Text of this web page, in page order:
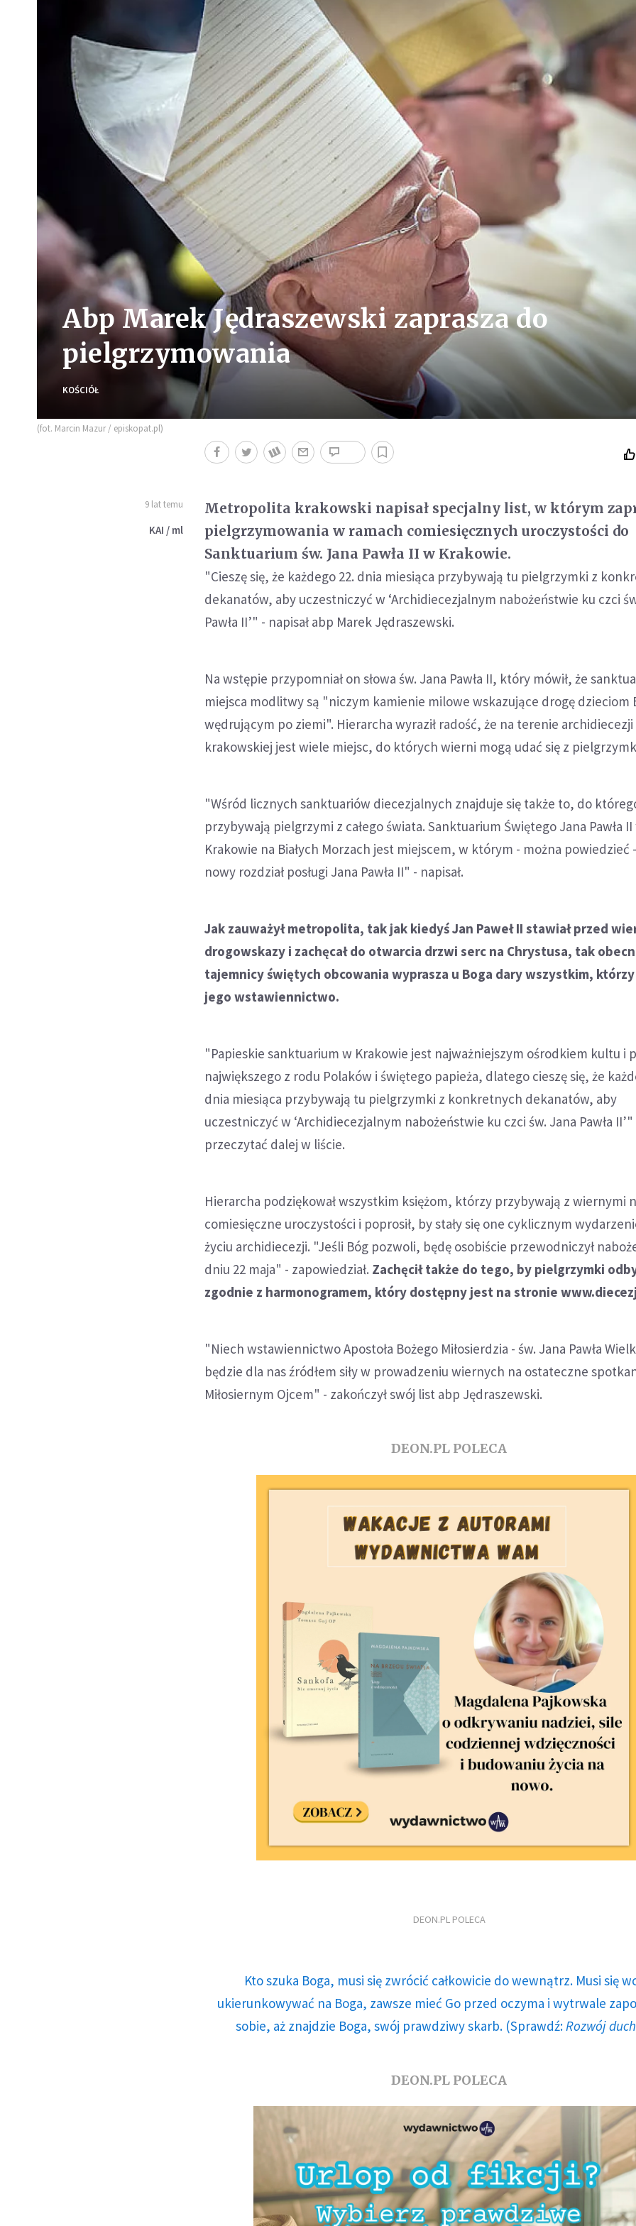
Abp Marek Jędraszewski zaprasza do
pielgrzymowania
KOŚCIÓŁ
(fot. Marcin Mazur / episkopat.pl)
9 lat temu
KAI / ml
Metropolita krakowski napisał specjalny list, w którym
pielgrzymowania w ramach comiesięcznych uroczystości do
Sanktuarium św. Jana Pawła II w Krakowie.
"Cieszę się, że każdego 22. dnia miesiąca przybywają tu pielgrzymki z
dekanatów, aby uczestniczyć w ‘Archidiecezjalnym nabożeństwie ku czci
Pawła II’" - napisał abp Marek Jędraszewski.
Na wstępie przypomniał on słowa św. Jana Pawła II, który mówił, że
miejsca modlitwy są "niczym kamienie milowe wskazujące drogę dzieciom
wędrującym po ziemi". Hierarcha wyraził radość, że na terenie archidiecezji
krakowskiej jest wiele miejsc, do których wierni mogą udać się z
"Wśród licznych sanktuariów diecezjalnych znajduje się także to, do
przybywają pielgrzymi z całego świata. Sanktuarium Świętego Jana Pawła II
Krakowie na Białych Morzach jest miejscem, w którym - można powiedzieć
nowy rozdział posługi Jana Pawła II" - napisał.
Jak zauważył metropolita, tak jak kiedyś Jan Paweł II stawiał przed
drogowskazy i zachęcał do otwarcia drzwi serc na Chrystusa, tak
tajemnicy świętych obcowania wyprasza u Boga dary wszystkim,
jego wstawiennictwo.
"Papieskie sanktuarium w Krakowie jest najważniejszym ośrodkiem kultu i
największego z rodu Polaków i świętego papieża, dlatego cieszę się, że
dnia miesiąca przybywają tu pielgrzymki z konkretnych dekanatów, aby
uczestniczyć w ‘Archidiecezjalnym nabożeństwie ku czci św. Jana Pawła
przeczytać dalej w liście.
Hierarcha podziękował wszystkim księżom, którzy przybywają z wiernymi
comiesięczne uroczystości i poprosił, by stały się one cyklicznym
życiu archidiecezji. "Jeśli Bóg pozwoli, będę osobiście przewodniczył
dniu 22 maja" - zapowiedział. Zachęcił także do tego, by pielgrzymki
zgodnie z harmonogramem, który dostępny jest na stronie
"Niech wstawiennictwo Apostoła Bożego Miłosierdzia - św. Jana Pawła
będzie dla nas źródłem siły w prowadzeniu wiernych na ostateczne
Miłosiernym Ojcem" - zakończył swój list abp Jędraszewski.
DEON.PL POLECA
DEON.PL POLECA
Kto szuka Boga, musi się zwrócić całkowicie do wewnątrz. Musi się
ukierunkowywać na Boga, zawsze mieć Go przed oczyma i wytrwale
sobie, aż znajdzie Boga, swój prawdziwy skarb. (Sprawdź: Rozwój
DEON.PL POLECA